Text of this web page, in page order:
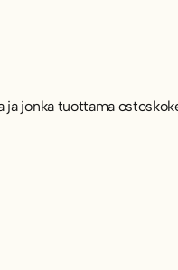
ja jonka tuottama